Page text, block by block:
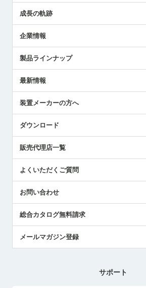
成長の軌跡
企業情報
ごあいさつ
受賞履歴
採用情報
国/地域/言語
製品ラインナップ
ツールセッタ製品
エアマイクロセンサ製品
最新情報
メトロールの技術
社員ブログ
中小企業のBCP地震対策
センサのテクニカルガイド
社長ブログ
装置メーカーの方へ
ダウンロード
販売代理店一覧
よくいただくご質問
お問い合わせ
総合カタログ無料請求
メールマガジン登録
サポート